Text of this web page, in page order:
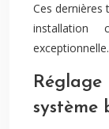
Ces
installation
exceptionnelle.
système